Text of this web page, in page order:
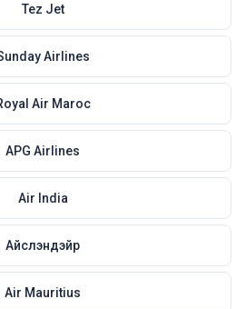
Tez Jet
Airlines
Air Maroc
APG Airlines
Air India
Айслэндэйр
Air Mauritius